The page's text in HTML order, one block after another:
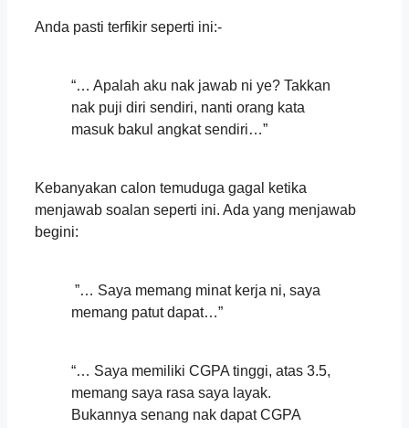
Anda pasti terfikir seperti ini:-
“… Apalah aku nak jawab ni ye? Takkan
nak puji diri sendiri, nanti orang kata
masuk bakul angkat sendiri…”
Kebanyakan calon temuduga gagal ketika
menjawab soalan seperti ini. Ada yang menjawab
begini:
‍‍‍‍‍‍ ‍‍”… Saya memang minat kerja ni, saya
memang patut dapat…”
“… Saya memiliki CGPA tinggi, atas 3.5,
memang saya rasa saya layak.
Bukannya senang nak dapat CGPA